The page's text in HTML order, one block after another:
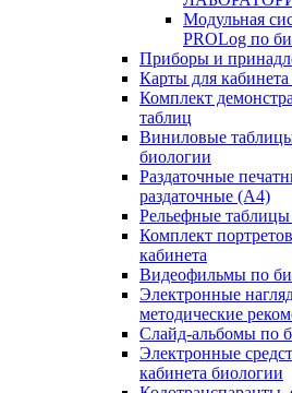
Модульная
PROLog по
Приборы и
Карты для
Комплект
таблиц
Виниловые
биологии
Раздаточные
раздаточные (А4)
Рельефные
Комплект
кабинета
Видеофильмы по
Электронные
методические
Слайд-альбомы по
Электронные
кабинета биологии